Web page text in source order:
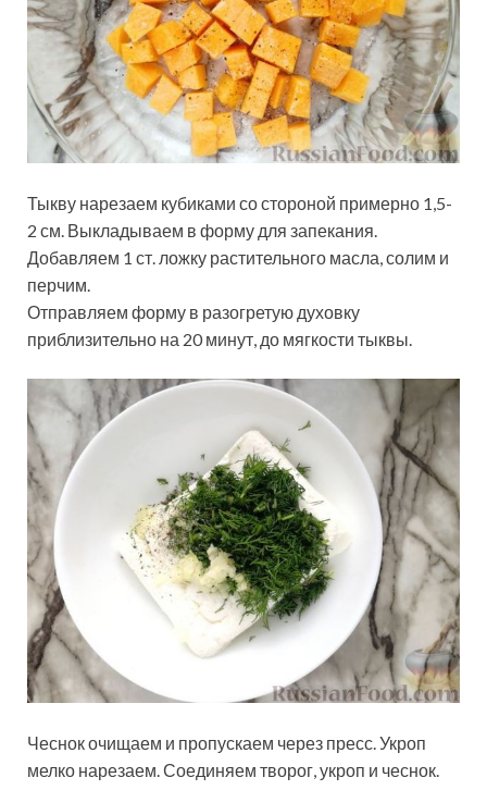
Тыкву нарезаем кубиками со стороной примерно 1,5-
2 см. Выкладываем в форму для запекания.
Добавляем 1 ст. ложку растительного масла, солим и
перчим.
Отправляем форму в разогретую духовку
приблизительно на 20 минут, до мягкости тыквы.
Чеснок очищаем и пропускаем через пресс. Укроп
мелко нарезаем. Соединяем творог, укроп и чеснок.